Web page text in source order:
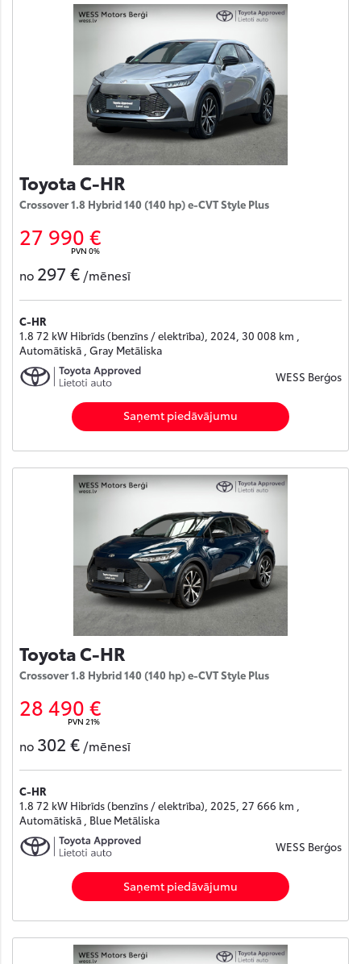
Toyota C-HR
Crossover 1.8 Hybrid 140 (140 hp) e-CVT Style Plus
27 990 €
PVN 0%
no 297 € /mēnesī
C-HR
1.8 72 kW Hibrīds (benzīns / elektrība), 2024, 30 008 km ,
Automātiskā , Gray Metāliska
WESS Berģos
Saņemt piedāvājumu
Toyota C-HR
Crossover 1.8 Hybrid 140 (140 hp) e-CVT Style Plus
28 490 €
PVN 21%
no 302 € /mēnesī
C-HR
1.8 72 kW Hibrīds (benzīns / elektrība), 2025, 27 666 km ,
Automātiskā , Blue Metāliska
WESS Berģos
Saņemt piedāvājumu